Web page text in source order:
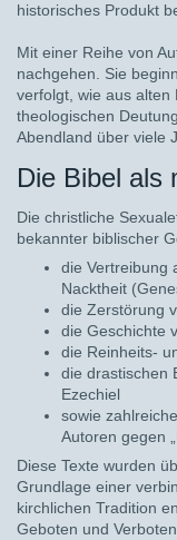
historisches Produkt
Mit einer Reihe von
nachgehen. Sie
verfolgt, wie aus alten
theologischen
Abendland über viele
Die Bibel als
Die christliche
bekannter biblischer
die Vertreibung
Nacktheit
die Zerstörung
die Geschichte
die Reinheits-
die drastischen
Ezechiel
sowie
Autoren gegen
Diese Texte wurden
Grundlage einer
kirchlichen Tradition
Geboten und